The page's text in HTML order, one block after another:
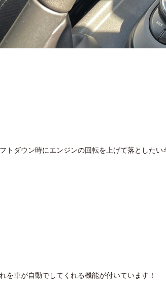
トダウン時にエンジンの回転を上げて落とした
を車が自動でしてくれる機能が付いています！